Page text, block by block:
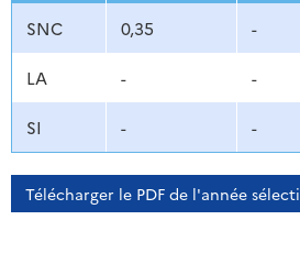
SNC 0,35 -
LA - -
SI - -
Télécharger le PDF de l'année